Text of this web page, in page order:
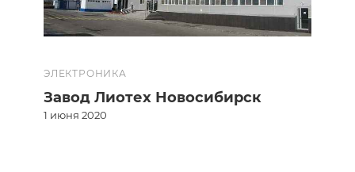
ЭЛЕКТРОНИКА
1 июня 2020
Завод Лиотех Новосибирск